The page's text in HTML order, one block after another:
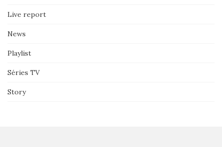
Live report
News
Playlist
Séries TV
Story